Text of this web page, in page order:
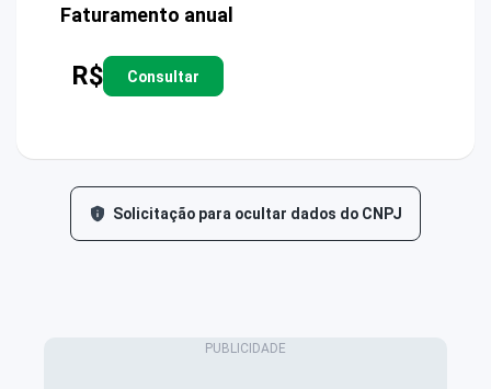
Faturamento anual
R$ Consultar
Solicitação para ocultar dados do CNPJ